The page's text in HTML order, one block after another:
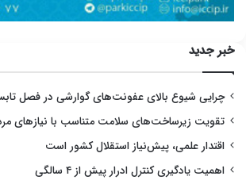
خبر جدید
چرایی شیوع بالای عفونت‌های گوارشی در فصل
تقویت زیرساخت‌های سلامت متناسب با نیازهای
اقتدار علمی، پیش‌نیاز استقلال کشور است
اهمیت یادگیری کنترل ادرار پیش از ۴ سالگی